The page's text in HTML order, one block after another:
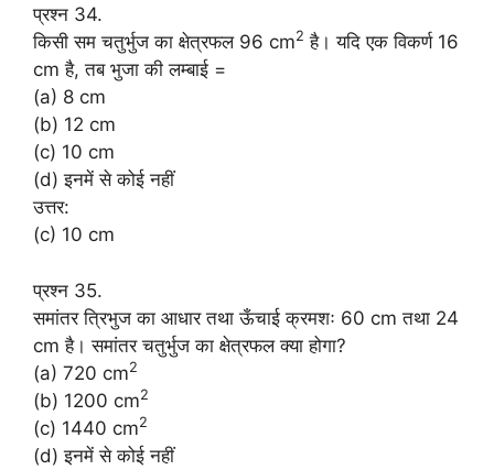
प्रश्न 34.
किसी सम चतुर्भुज का क्षेत्रफल 96 cm2 है। यदि एक विकर्ण 16
cm है, तब भुजा की लम्बाई =
(a) 8 cm
(b) 12 cm
(c) 10 cm
(d) इनमें से कोई नहीं
उत्तर:
(c) 10 cm
प्रश्न 35.
समांतर त्रिभुज का आधार तथा ऊँचाई क्रमशः 60 cm तथा 24
cm है। समांतर चतुर्भुज का क्षेत्रफल क्या होगा?
(a) 720 cm2
(b) 1200 cm2
(c) 1440 cm2
(d) इनमें से कोई नहीं